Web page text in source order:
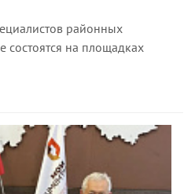
районных
состоятся на площадках